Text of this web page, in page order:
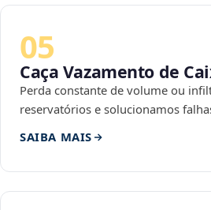
05
Caça Vazamento de
Perda constante de volume ou
reservatórios e solucionamos
SAIBA MAIS